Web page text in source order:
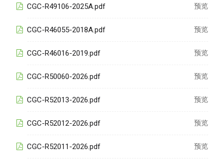
CGC-R49106-2025A.pdf 预览
CGC-R46055-2018A.pdf 预览
CGC-R46016-2019.pdf 预览
CGC-R50060-2026.pdf 预览
CGC-R52013-2026.pdf 预览
CGC-R52012-2026.pdf 预览
CGC-R52011-2026.pdf 预览